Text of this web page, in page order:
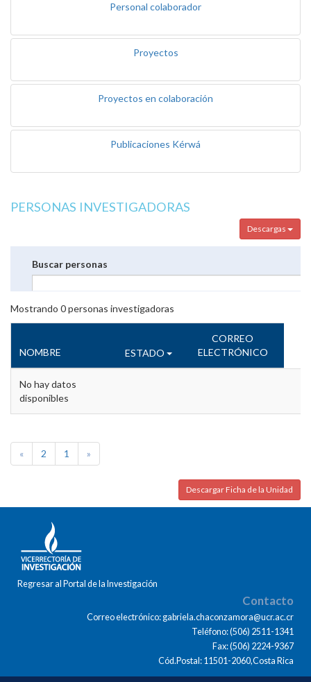
Personal colaborador
Proyectos
Proyectos en colaboración
Publicaciones Kérwá
PERSONAS INVESTIGADORAS
Descargas
Buscar personas
Mostrando 0personas investigadoras
NOMBRE ESTADO
CORREO
ELECTRÓNICO
No hay datos
disponibles
« 2 1 »
Descargar Ficha de la Unidad
Regresar al Portal de la Investigación
Contacto
Correo electrónico: gabriela.chaconzamora@ucr.ac.cr
Teléfono: (506) 2511-1341
Fax: (506) 2224-9367
Cód.Postal: 11501-2060,Costa Rica